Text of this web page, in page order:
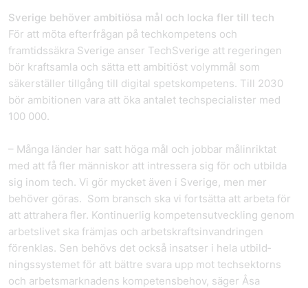
Sverige behöver ambitiösa mål och locka fler till tech
För att möta efterfrågan på techkompetens och
framtidssäkra Sverige anser TechSverige att regeringen
bör kraftsamla och sätta ett ambitiöst volymmål som
säkerställer tillgång till digital spetskompetens. Till 2030
bör ambitionen vara att öka antalet techspecialister med
100 000.
– Många länder har satt höga mål och jobbar målinriktat
med att få fler människor att intressera sig för och utbilda
sig inom tech. Vi gör mycket även i Sverige, men mer
behöver göras. Som bransch ska vi fortsätta att arbeta för
att attrahera fler. Kontinuerlig kompetensutveckling genom
arbetslivet ska främjas och arbetskraftsinvandringen
förenklas. Sen behövs det också insatser i hela utbild­
ningssystemet för att bättre svara upp mot techsektorns
och arbetsmarknadens kompetensbehov, säger Åsa